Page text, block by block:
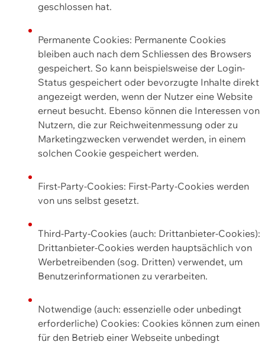
geschlossen hat.
Permanente Cookies: Permanente Cookies
bleiben auch nach dem Schliessen des Browsers
gespeichert. So kann beispielsweise der Login-
Status gespeichert oder bevorzugte Inhalte direkt
angezeigt werden, wenn der Nutzer eine Website
erneut besucht. Ebenso können die Interessen von
Nutzern, die zur Reichweitenmessung oder zu
Marketingzwecken verwendet werden, in einem
solchen Cookie gespeichert werden.
First-Party-Cookies: First-Party-Cookies werden
von uns selbst gesetzt.
Third-Party-Cookies (auch: Drittanbieter-Cookies):
Drittanbieter-Cookies werden hauptsächlich von
Werbetreibenden (sog. Dritten) verwendet, um
Benutzerinformationen zu verarbeiten.
Notwendige (auch: essenzielle oder unbedingt
erforderliche) Cookies: Cookies können zum einen
für den Betrieb einer Webseite unbedingt